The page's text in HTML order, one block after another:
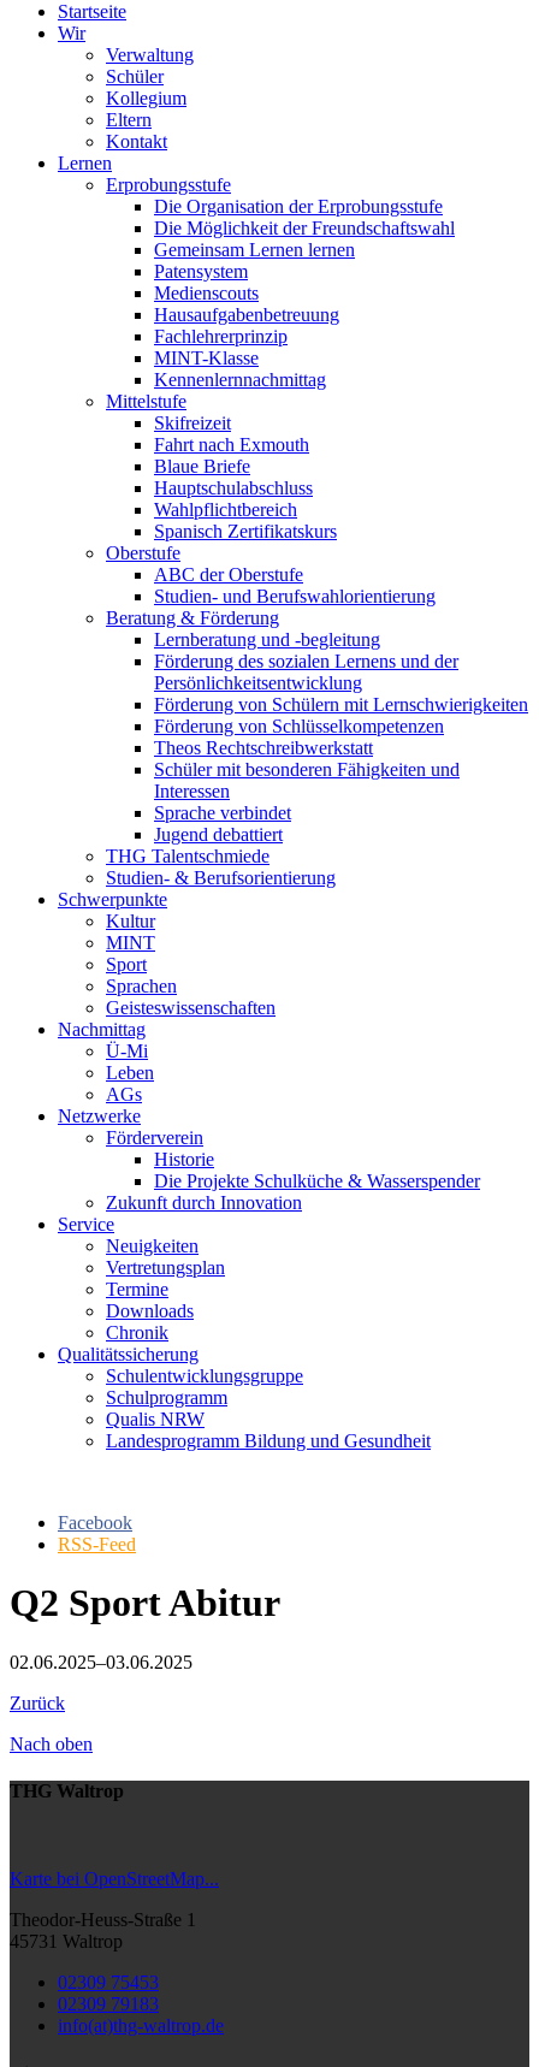
Startseite
Wir
Verwaltung
Schüler
Kollegium
Eltern
Kontakt
Lernen
Erprobungsstufe
Die Organisation der Erprobungsstufe
Die Möglichkeit der Freundschaftswahl
Gemeinsam Lernen lernen
Patensystem
Medienscouts
Hausaufgabenbetreuung
Fachlehrerprinzip
MINT-Klasse
Kennenlernnachmittag
Mittelstufe
Skifreizeit
Fahrt nach Exmouth
Blaue Briefe
Hauptschulabschluss
Wahlpflichtbereich
Spanisch Zertifikatskurs
Oberstufe
ABC der Oberstufe
Studien- und Berufswahlorientierung
Beratung & Förderung
Lernberatung und -begleitung
Förderung des sozialen Lernens und der
Persönlichkeitsentwicklung
Förderung von Schülern mit Lernschwierigkeiten
Förderung von Schlüsselkompetenzen
Theos Rechtschreibwerkstatt
Schüler mit besonderen Fähigkeiten und
Interessen
Sprache verbindet
Jugend debattiert
THG Talentschmiede
Studien- & Berufsorientierung
Schwerpunkte
Kultur
MINT
Sport
Sprachen
Geisteswissenschaften
Nachmittag
Ü-Mi
Leben
AGs
Netzwerke
Förderverein
Historie
Die Projekte Schulküche & Wasserspender
Zukunft durch Innovation
Service
Neuigkeiten
Vertretungsplan
Termine
Downloads
Chronik
Qualitätssicherung
Schulentwicklungsgruppe
Schulprogramm
Qualis NRW
Landesprogramm Bildung und Gesundheit
Facebook
RSS-Feed
Q2 Sport Abitur
02.06.2025–03.06.2025
Zurück
Nach oben
THG Waltrop
Karte bei OpenStreetMap...
Theodor-Heuss-Straße 1
45731 Waltrop
02309 75453
02309 79183
info(at)thg-waltrop.de